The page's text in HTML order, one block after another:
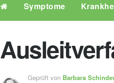
Symptome
Geprüft von Barbara